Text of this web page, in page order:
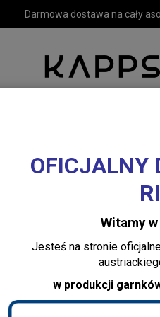
Darmowa dostawa na cały
OFICJALNY
Witamy
Jesteś na stronie
w produkcji
MEBLE LUSTRA I
Durszlak emaliowany biały 16 cm Riess